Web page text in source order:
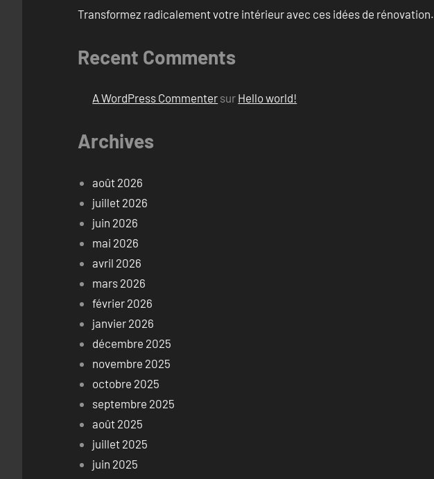
Transformez radicalement votre intérieur avec ces idées de rénovation.
Recent Comments
A WordPress Commenter sur Hello world!
Archives
août 2026
juillet 2026
juin 2026
mai 2026
avril 2026
mars 2026
février 2026
janvier 2026
décembre 2025
novembre 2025
octobre 2025
septembre 2025
août 2025
juillet 2025
juin 2025